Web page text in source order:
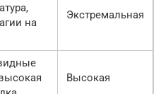
на
Экстремальная
Высокая